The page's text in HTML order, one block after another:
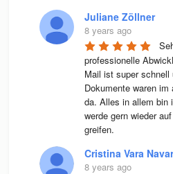
Juliane Zöllner
8 years ago
professionelle
Mail ist super schnell
Dokumente waren im
da. Alles in allem bin
werde gern wieder
greifen.
Cristina Vara
8 years ago